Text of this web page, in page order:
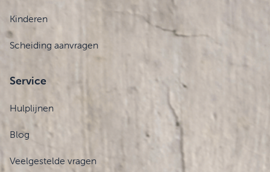
Kinderen
Scheiding aanvragen
Service
Hulplijnen
Blog
Veelgestelde vragen